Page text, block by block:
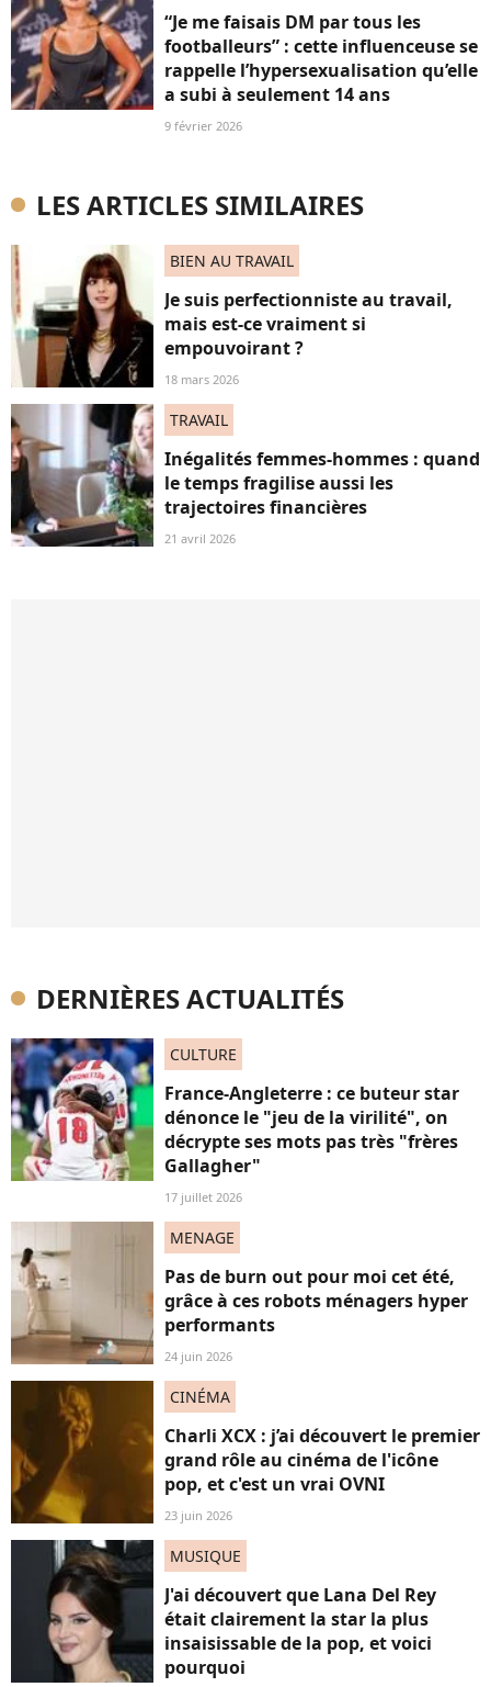
“Je me faisais DM par tous les
footballeurs” : cette influenceuse se
rappelle l’hypersexualisation qu’elle
a subi à seulement 14 ans
9 février 2026
LES ARTICLES SIMILAIRES
BIEN AU TRAVAIL
Je suis perfectionniste au travail,
mais est-ce vraiment si
empouvoirant ?
18 mars 2026
TRAVAIL
Inégalités femmes-hommes : quand
le temps fragilise aussi les
trajectoires financières
21 avril 2026
DERNIÈRES ACTUALITÉS
CULTURE
France-Angleterre : ce buteur star
dénonce le "jeu de la virilité", on
décrypte ses mots pas très "frères
Gallagher"
17 juillet 2026
MENAGE
Pas de burn out pour moi cet été,
grâce à ces robots ménagers hyper
performants
24 juin 2026
CINÉMA
Charli XCX : j’ai découvert le premier
grand rôle au cinéma de l'icône
pop, et c'est un vrai OVNI
23 juin 2026
MUSIQUE
J'ai découvert que Lana Del Rey
était clairement la star la plus
insaisissable de la pop, et voici
pourquoi